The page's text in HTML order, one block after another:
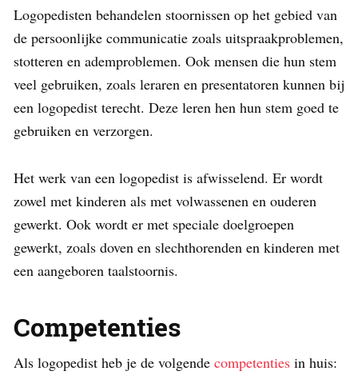
Logopedisten behandelen stoornissen op het gebied van
de persoonlijke communicatie zoals uitspraakproblemen,
stotteren en ademproblemen. Ook mensen die hun stem
veel gebruiken, zoals leraren en presentatoren kunnen bij
een logopedist terecht. Deze leren hen hun stem goed te
gebruiken en verzorgen.
Het werk van een logopedist is afwisselend. Er wordt
zowel met kinderen als met volwassenen en ouderen
gewerkt. Ook wordt er met speciale doelgroepen
gewerkt, zoals doven en slechthorenden en kinderen met
een aangeboren taalstoornis.
Competenties
Als logopedist heb je de volgende competenties in huis: